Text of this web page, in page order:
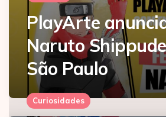
PlayArte
Naruto
São Paulo
Curiosidades